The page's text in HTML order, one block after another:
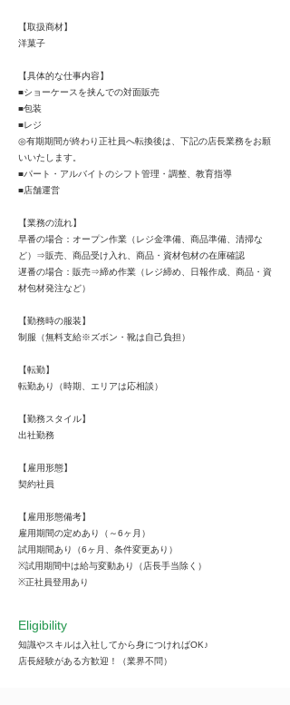
【取扱商材】
洋菓子
【具体的な仕事内容】
■ショーケースを挟んでの対面販売
■包装
■レジ
◎有期期間が終わり正社員へ転換後は、下記の店長業務をお願
いいたします。
■パート・アルバイトのシフト管理・調整、教育指導
■店舗運営
【業務の流れ】
早番の場合：オープン作業（レジ金準備、商品準備、清掃な
ど）⇒販売、商品受け入れ、商品・資材包材の在庫確認
遅番の場合：販売⇒締め作業（レジ締め、日報作成、商品・資
材包材発注など）
【勤務時の服装】
制服（無料支給※ズボン・靴は自己負担）
【転勤】
転勤あり（時期、エリアは応相談）
【勤務スタイル】
出社勤務
【雇用形態】
契約社員
【雇用形態備考】
雇用期間の定めあり（～6ヶ月）
試用期間あり（6ヶ月、条件変更あり）
※試用期間中は給与変動あり（店長手当除く）
※正社員登用あり
Eligibility
知識やスキルは入社してから身につければOK♪
店長経験がある方歓迎！（業界不問）